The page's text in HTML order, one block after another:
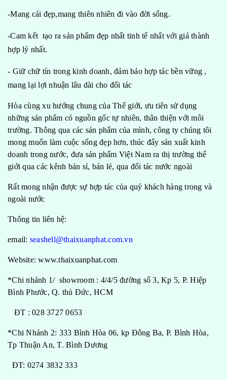
-Mang cái đẹp,mang thiên nhiên đi vào đời sống.
-Cam kết tạo ra sản phẩm đẹp nhất tinh tế nhất với giá thành
hợp lý nhất.
- Giữ chữ tín trong kinh doanh, đảm bảo hợp tác bền vững ,
mang lại lợi nhuận lâu dài cho đối tác
Hòa cùng xu hướng chung của Thế giới, ưu tiên sử dụng
những sản phẩm có nguồn gốc tự nhiên, thân thiện với môi
trường. Thông qua các sản phẩm của mình, công ty chúng tôi
mong muốn làm cuộc sống đẹp hơn, thúc đẩy sản xuất kinh
doanh trong nước, đưa sản phẩm Việt Nam ra thị trường thế
giới qua các kênh bán sỉ, bán lẻ, qua đối tác nước ngoài
Rất mong nhận được sự hợp tác của quý khách hàng trong và
ngoài nước
Thông tin liên hệ:
email: seashell@thaixuanphat.com.vn
Website: www.thaixuanphat.com
*Chi nhánh 1/ showroom : 4/4/5 đường số 3, Kp 5, P. Hiệp
Bình Phước, Q. thủ Đức, HCM
ĐT : 028 3727 0653
*Chi Nhánh 2: 333 Bình Hòa 06, kp Đông Ba, P. Bình Hòa,
Tp Thuận An, T. Bình Dương
ĐT: 0274 3832 333